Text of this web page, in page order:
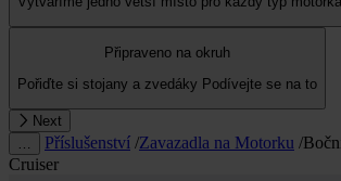
Připraveno na okruh
Pořiďte si stojany a zvedáky Podívejte se na to
Next
Příslušenství /Zavazadla na Motorku /
Cruiser